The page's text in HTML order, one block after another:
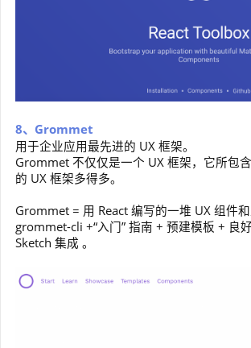
8、Grommet
用于企业应用最先进的 UX 框架。
Grommet 不仅仅是一个 UX 框架，它所包
的 UX 框架多得多。
Grommet = 用 React 编写的一堆 UX 组件
grommet-cli +“入门” 指南 + 预建模板 + 良
Sketch 集成 。